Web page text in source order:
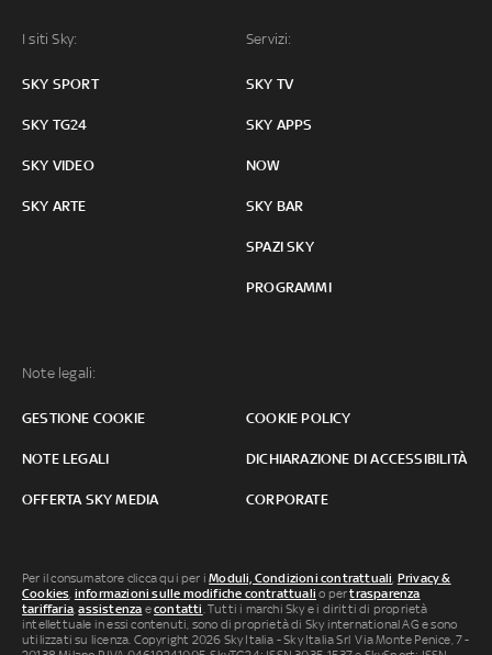
I siti Sky:
SKY SPORT
SKY TG24
SKY VIDEO
SKY ARTE
Servizi:
SKY TV
SKY APPS
NOW
SKY BAR
SPAZI SKY
PROGRAMMI
Note legali:
GESTIONE COOKIE COOKIE POLICY
NOTE LEGALI DICHIARAZIONE DI ACCESSIBILITÀ
OFFERTA SKY MEDIA CORPORATE
Per il consumatore clicca qui per iModuli, Condizioni contrattuali, Privacy &
Cookies, informazioni sulle modifiche contrattuali o pertrasparenza
tariffaria,assistenza econtatti. Tutti i marchi Sky e i diritti di proprietà
intellettuale in essi contenuti, sono di proprietà di Sky international AG e sono
utilizzati su licenza. Copyright 2026 Sky Italia - Sky Italia Srl Via Monte Penice, 7 -